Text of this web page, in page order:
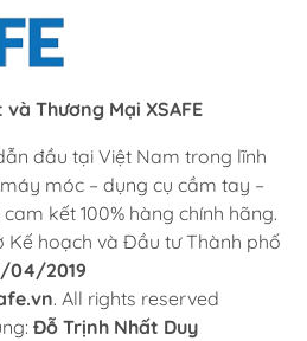
Thương Mại XSAFE
đầu tại Việt Nam trong lĩnh
móc – dụng cụ cầm tay –
kết 100% hàng chính hãng.
Kế hoạch và Đầu tư Thành phố
04/2019
. All rights reserved
Đỗ Trịnh Nhất Duy